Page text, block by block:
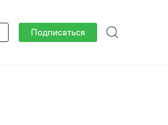
Подписаться